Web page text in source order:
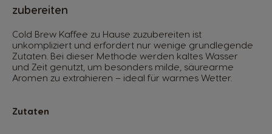
zubereiten
Cold Brew Kaffee zu Hause zuzubereiten ist
unkompliziert und erfordert nur wenige grundlegende
Zutaten. Bei dieser Methode werden kaltes Wasser
und Zeit genutzt, um besonders milde, säurearme
Aromen zu extrahieren – ideal für warmes Wetter.
Zutaten